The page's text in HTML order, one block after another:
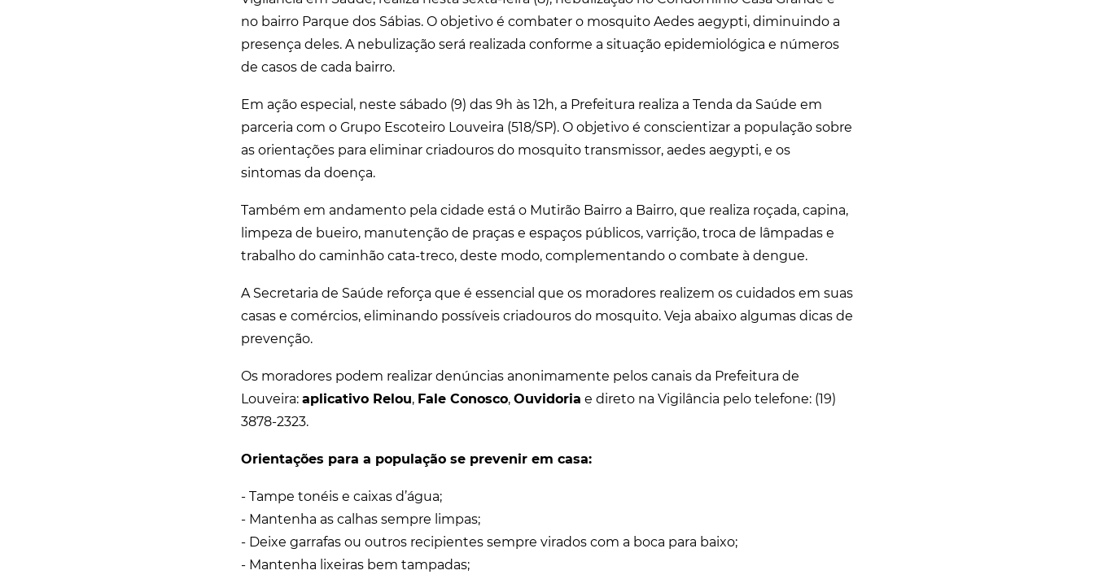
no bairro Parque dos Sábias. O objetivo é combater o mosquito Aedes aegypti, diminuindo a
presença deles. A nebulização será realizada conforme a situação epidemiológica e números
de casos de cada bairro.
Em ação especial, neste sábado (9) das 9h às 12h, a Prefeitura realiza a Tenda da Saúde em
parceria com o Grupo Escoteiro Louveira (518/SP). O objetivo é conscientizar a população sobre
as orientações para eliminar criadouros do mosquito transmissor, aedes aegypti, e os
sintomas da doença.
Também em andamento pela cidade está o Mutirão Bairro a Bairro, que realiza roçada, capina,
limpeza de bueiro, manutenção de praças e espaços públicos, varrição, troca de lâmpadas e
trabalho do caminhão cata-treco, deste modo, complementando o combate à dengue.
A Secretaria de Saúde reforça que é essencial que os moradores realizem os cuidados em suas
casas e comércios, eliminando possíveis criadouros do mosquito. Veja abaixo algumas dicas de
prevenção.
Os moradores podem realizar denúncias anonimamente pelos canais da Prefeitura de
Louveira: aplicativo Relou, Fale Conosco, Ouvidoria e direto na Vigilância pelo telefone: (19)
3878-2323.
Orientações para a população se prevenir em casa:
- Tampe tonéis e caixas d’água;
- Mantenha as calhas sempre limpas;
- Deixe garrafas ou outros recipientes sempre virados com a boca para baixo;
- Mantenha lixeiras bem tampadas;